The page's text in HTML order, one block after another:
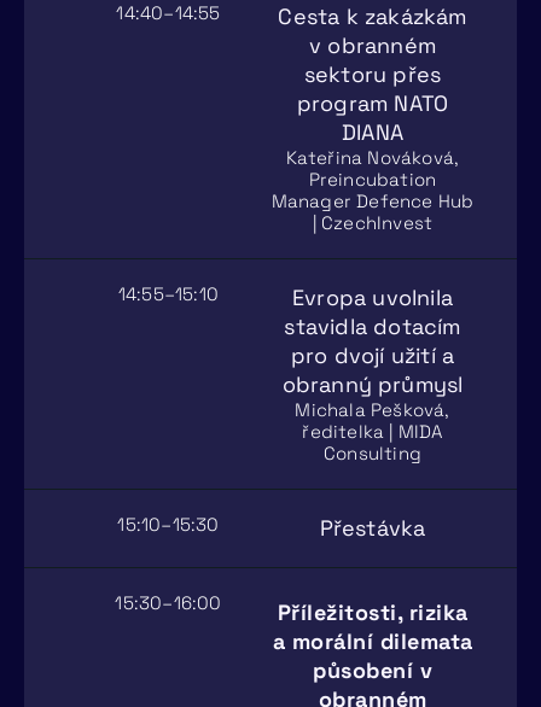
14:40–14:55
Cesta k zakázkám
v obranném
sektoru přes
program NATO
DIANA
Kateřina Nováková,
Preincubation
Manager Defence Hub
| CzechInvest
14:55–15:10
Evropa uvolnila
stavidla dotacím
pro dvojí užití a
obranný průmysl
Michala Pešková,
ředitelka | MIDA
Consulting
15:10–15:30 Přestávka
15:30–16:00
Příležitosti, rizika
a morální dilemata
působení v
obranném